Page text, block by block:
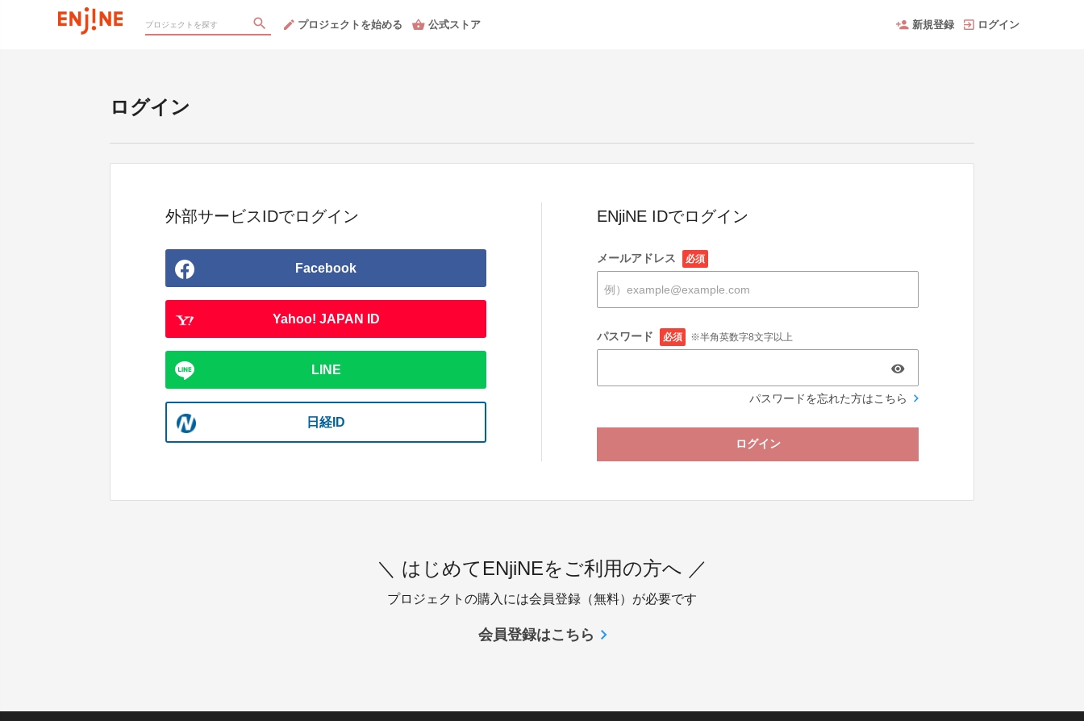
プロジェクトを始める 公式ストア 新規登録 ログイン
ログイン
外部サービスIDでログイン
Facebook
Yahoo! JAPAN ID
LINE
日経ID
ENjiNE IDでログイン
メールアドレス 必須
パスワード 必須 ※半角英数字8文字以上
パスワードを忘れた方はこちら
ログイン
＼ はじめてENjiNEをご利用の方へ ／
プロジェクトの購入には会員登録（無料）が必要です
会員登録はこちら